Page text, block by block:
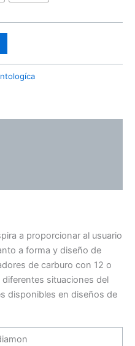
a proporcionar al usuario
a forma y diseño de
de carburo con 12 o
situaciones del
disponibles en diseños de